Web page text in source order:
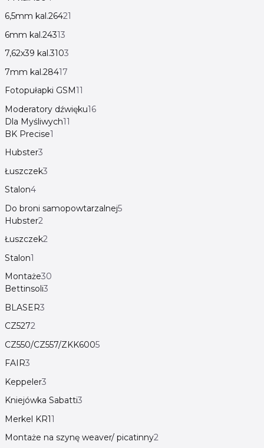
6,5mm kal.26421
6mm kal.24313
7,62x39 kal.3103
7mm kal.28417
Fotopułapki GSM11
Moderatory dźwięku16
Dla Myśliwych11
BK Precise1
Hubster3
Łuszczek3
Stalon4
Do broni samopowtarzalnej5
Hubster2
Łuszczek2
Stalon1
Montaże30
Bettinsoli3
BLASER3
CZ5272
CZ550/CZ557/ZKK6005
FAIR3
Keppeler3
Kniejówka Sabatti3
Merkel KR11
Montaże na szynę weaver/ picatinny2